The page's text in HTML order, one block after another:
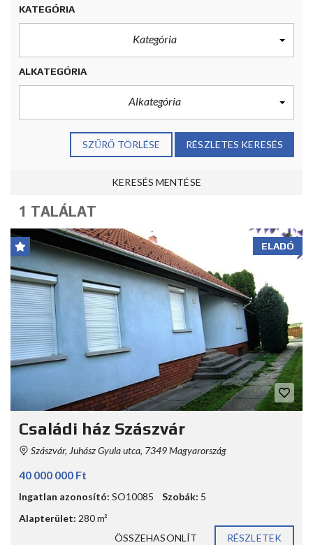
KATEGÓRIA
Kategória
ALKATEGÓRIA
Alkategória
SZŰRŐ TÖRLÉSE RÉSZLETES KERESÉS
KERESÉS MENTÉSE
1 TALÁLAT
ELADÓ
Családi ház Szászvár
Szászvár, Juhász Gyula utca, 7349 Magyarország
40 000 000 Ft
Ingatlan azonosító: SO10085 Szobák: 5
Alapterület: 280 m²
ÖSSZEHASONLÍT
RÉSZLETEK